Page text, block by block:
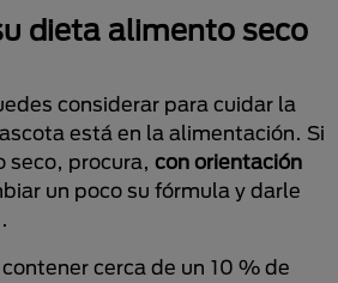
dieta alimento seco
considerar para cuidar la
está en la alimentación. Si
seco, procura, con orientación
un poco su fórmula y darle
cerca de un 10 % de